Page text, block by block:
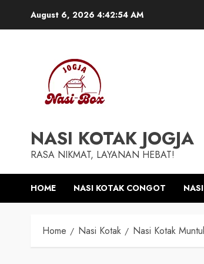
August 6, 2026 4:42:55 AM
NASI KOTAK JOGJA
RASA NIKMAT, LAYANAN HEBAT!
HOME NASI KOTAK CONGOT
Home Nasi Kotak Nasi Kotak